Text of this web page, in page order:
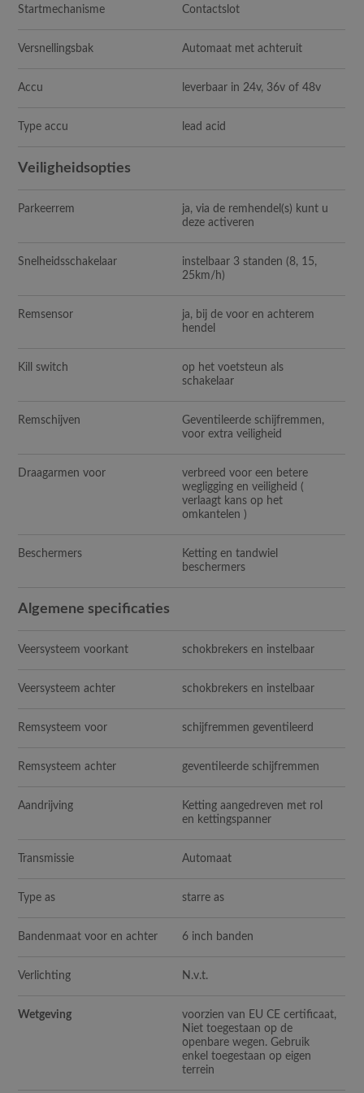
Startmechanisme Contactslot
Versnellingsbak Automaat met achteruit
Accu leverbaar in 24v, 36v of 48v
Type accu lead acid
Veiligheidsopties
Parkeerrem
ja, via de remhendel(s) kunt u
deze activeren
Snelheidsschakelaar
instelbaar 3 standen (8, 15,
25km/h)
Remsensor
ja, bij de voor en achterem
hendel
Kill switch
op het voetsteun als
schakelaar
Remschijven
Geventileerde schijfremmen,
voor extra veiligheid
Draagarmen voor
verbreed voor een betere
wegligging en veiligheid (
verlaagt kans op het
omkantelen )
Beschermers
Ketting en tandwiel
beschermers
Algemene specificaties
Veersysteem voorkant schokbrekers en instelbaar
Veersysteem achter schokbrekers en instelbaar
Remsysteem voor schijfremmen geventileerd
Remsysteem achter geventileerde schijfremmen
Aandrijving
Ketting aangedreven met rol
en kettingspanner
Transmissie Automaat
Type as starre as
Bandenmaat voor en achter 6 inch banden
Verlichting N.v.t.
Wetgeving
voorzien van EU CE certificaat,
Niet toegestaan op de
openbare wegen. Gebruik
enkel toegestaan op eigen
terrein